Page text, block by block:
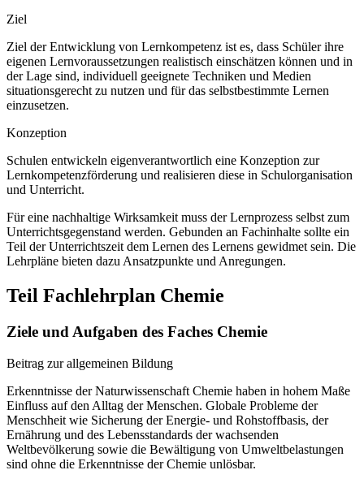
Ziel
Ziel der Entwicklung von Lernkompetenz ist es, dass Schüler ihre
eigenen Lernvoraussetzungen realistisch einschätzen können und in
der Lage sind, individuell geeignete Techniken und Medien
situationsgerecht zu nutzen und für das selbstbestimmte Lernen
einzusetzen.
Konzeption
Schulen entwickeln eigenverantwortlich eine Konzeption zur
Lernkompetenzförderung und realisieren diese in Schulorganisation
und Unterricht.
Für eine nachhaltige Wirksamkeit muss der Lernprozess selbst zum
Unterrichtsgegenstand werden. Gebunden an Fachinhalte sollte ein
Teil der Unterrichtszeit dem Lernen des Lernens gewidmet sein. Die
Lehrpläne bieten dazu Ansatzpunkte und Anregungen.
Teil Fachlehrplan Chemie
Ziele und Aufgaben des Faches Chemie
Beitrag zur allgemeinen Bildung
Erkenntnisse der Naturwissenschaft Chemie haben in hohem Maße
Einfluss auf den Alltag der Menschen. Globale Probleme der
Menschheit wie Sicherung der Energie- und Rohstoffbasis, der
Ernährung und des Lebensstandards der wachsenden
Weltbevölkerung sowie die Bewältigung von Umweltbelastungen
sind ohne die Erkenntnisse der Chemie unlösbar.